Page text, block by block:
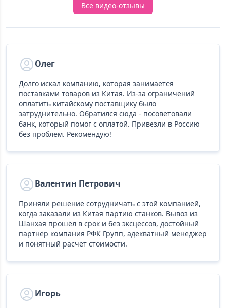
Все видео-отзывы
Олег
Долго искал компанию, которая занимается
поставками товаров из Китая. Из-за ограничений
оплатить китайскому поставщику было
затруднительно. Обратился сюда - посоветовали
банк, который помог с оплатой. Привезли в Россию
без проблем. Рекомендую!
Валентин Петрович
Приняли решение сотрудничать с этой компанией,
когда заказали из Китая партию станков. Вывоз из
Шанхая прошёл в срок и без эксцессов, достойный
партнёр компания РФК Групп, адекватный менеджер
и понятный расчет стоимости.
Игорь